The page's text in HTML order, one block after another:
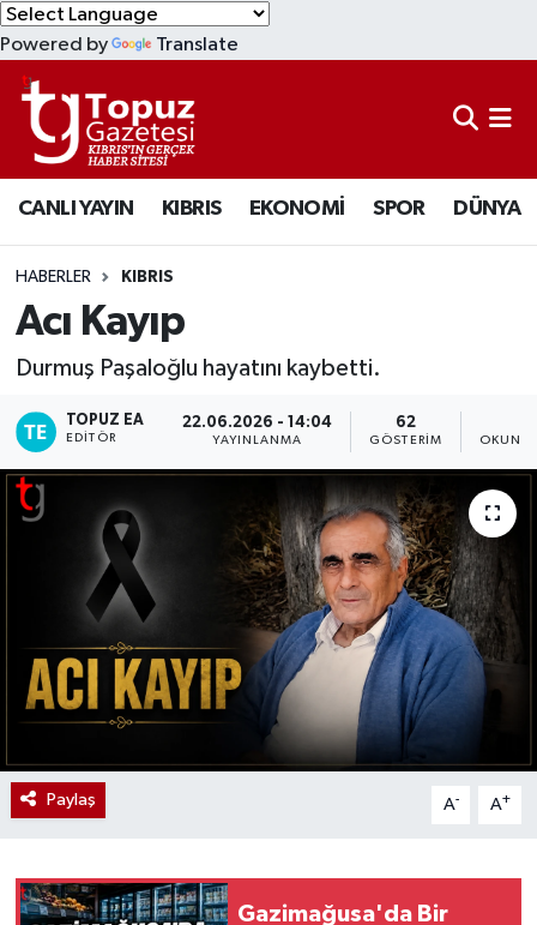
Powered by Translate
CANLI YAYIN KIBRIS EKONOMİ SPOR DÜNYA
HABERLER KIBRIS
Acı Kayıp
Durmuş Paşaloğlu hayatını kaybetti.
TOPUZ EA
EDITÖR
22.06.2026 - 14:04
YAYINLANMA
62
GÖSTERIM
Paylaş A- A+
Gazimağusa'da Bir
KIBRIS
DÜNYA
EKONOMİ
MAGAZİN
SAĞLIK
TÜRKİYE
Lefkoşa Nöbetçi Eczaneler
Lefkoşa Hava Durumu
Lefkoşa Trafik Yoğunluk Haritası
Süper Lig Puan Durumu ve Fikstür
Tüm Manşetler